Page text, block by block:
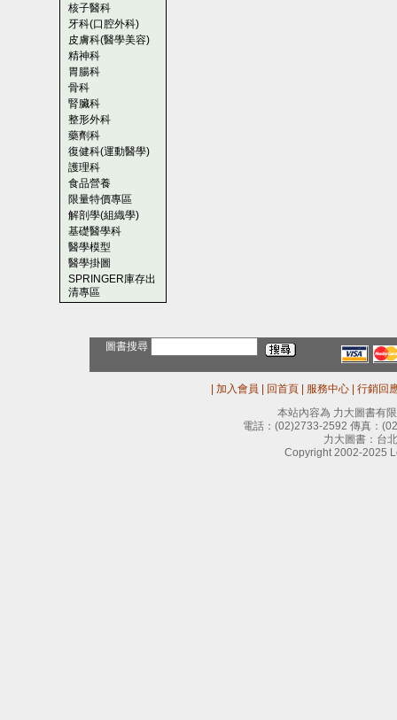
核子醫科
牙科(口腔外科)
皮膚科(醫學美容)
精神科
胃腸科
骨科
腎臟科
整形外科
藥劑科
復健科(運動醫學)
護理科
食品營養
限量特價專區
解剖學(組織學)
基礎醫學科
醫學模型
醫學掛圖
SPRINGER庫存出
清專區
圖書搜尋
加入會員 回首頁 服務中心
行銷回
本站內容為 力大圖書有
電話： (02)2733-2592 傳真：
力大圖書：台
Copyright 2002-2025